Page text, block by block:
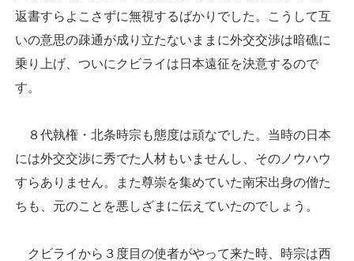
返書すらよこさずに無視するばかりでした。こうして互
いの意思の疎通が成り立たないままに外交交渉は暗礁に
乗り上げ、ついにクビライは日本遠征を決意するので
す。
８代執権・北条時宗も態度は頑なでした。当時の日本
には外交交渉に秀でた人材もいませんし、そのノウハウ
すらありません。また尊崇を集めていた南宋出身の僧た
ちも、元のことを悪しざまに伝えていたのでしょう。
クビライから３度目の使者がやって来た時、時宗は西